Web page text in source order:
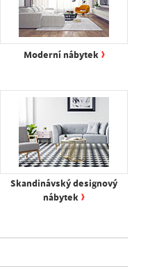
Moderní nábytek ›
Skandinávský designový
nábytek ›